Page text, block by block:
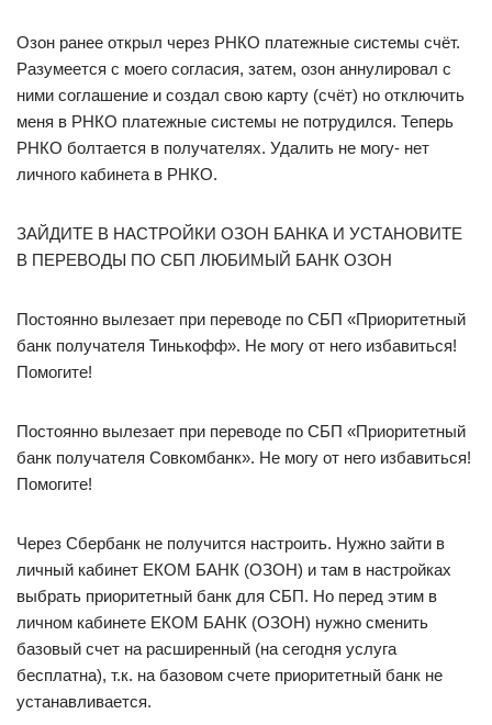
Озон ранее открыл через РНКО платежные системы счёт.
Разумеется с моего согласия, затем, озон аннулировал с
ними соглашение и создал свою карту (счёт) но отключить
меня в РНКО платежные системы не потрудился. Теперь
РНКО болтается в получателях. Удалить не могу- нет
личного кабинета в РНКО.
ЗАЙДИТЕ В НАСТРОЙКИ ОЗОН БАНКА И УСТАНОВИТЕ
В ПЕРЕВОДЫ ПО СБП ЛЮБИМЫЙ БАНК ОЗОН
Постоянно вылезает при переводе по СБП «Приоритетный
банк получателя Тинькофф». Не могу от него избавиться!
Помогите!
Постоянно вылезает при переводе по СБП «Приоритетный
банк получателя Совкомбанк». Не могу от него избавиться!
Помогите!
Через Сбербанк не получится настроить. Нужно зайти в
личный кабинет ЕКОМ БАНК (ОЗОН) и там в настройках
выбрать приоритетный банк для СБП. Но перед этим в
личном кабинете ЕКОМ БАНК (ОЗОН) нужно сменить
базовый счет на расширенный (на сегодня услуга
бесплатна), т.к. на базовом счете приоритетный банк не
устанавливается.